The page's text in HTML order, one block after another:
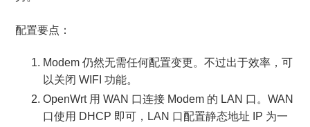
配置要点：
Modem 仍然无需任何配置变更。不过出于效率，可
以关闭 WIFI 功能。
OpenWrt 用 WAN 口连接 Modem 的 LAN 口。WAN
口使用 DHCP 即可，LAN 口配置静态地址 IP 为一